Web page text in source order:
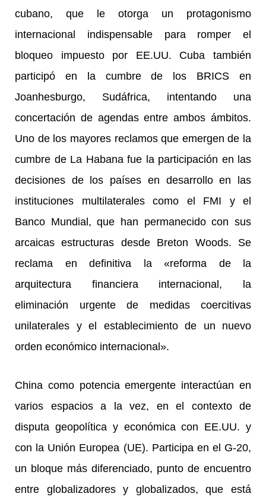
cubano, que le otorga un protagonismo
internacional indispensable para romper el
bloqueo impuesto por EE.UU. Cuba también
participó en la cumbre de los BRICS en
Joanhesburgo, Sudáfrica, intentando una
concertación de agendas entre ambos ámbitos.
Uno de los mayores reclamos que emergen de la
cumbre de La Habana fue la participación en las
decisiones de los países en desarrollo en las
instituciones multilaterales como el FMI y el
Banco Mundial, que han permanecido con sus
arcaicas estructuras desde Breton Woods. Se
reclama en definitiva la «reforma de la
arquitectura financiera internacional, la
eliminación urgente de medidas coercitivas
unilaterales y el establecimiento de un nuevo
orden económico internacional».
China como potencia emergente interactúan en
varios espacios a la vez, en el contexto de
disputa geopolítica y económica con EE.UU. y
con la Unión Europea (UE). Participa en el G-20,
un bloque más diferenciado, punto de encuentro
entre globalizadores y globalizados, que está